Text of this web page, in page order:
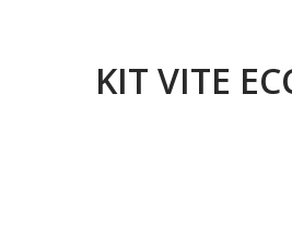
KIT VITE